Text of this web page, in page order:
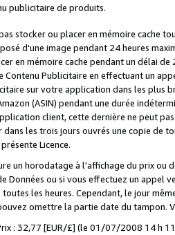
publicitaire de produits.
stocker ou placer en mémoire cache
d'une image pendant 24 heures
en mémoire cache pendant un délai
Publicitaire en effectuant un
sur votre application dans les plus
(ASIN) pendant une durée
client, cette dernière ne peut
les trois jours ouvrés une copie de
Licence.
un horodatage à l'affichage du prix
Données ou si vous effectuez un appel
les heures. Cependant, le jour
omettre la partie date du tampon.
: 32,77 [EUR/£] (le 01/07/2008 14 h